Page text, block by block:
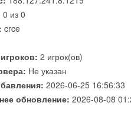
0 из 0
crce
2 игрок(ов)
Не указан
2026-06-25 16:56:33
обновление: 2026-08-08